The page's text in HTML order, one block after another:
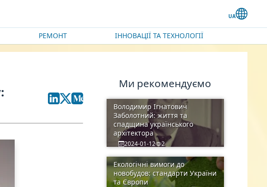
РЕМОНТ ІННОВАЦІЇ ТА ТЕХНОЛОГІЇ
Ми рекомендуємо
Володимир Ігнатович
Заболотний: життя та
спадщина українського
архітектора
2024-01-12 2
Екологічні вимоги до
новобудов: стандарти України
та Європи